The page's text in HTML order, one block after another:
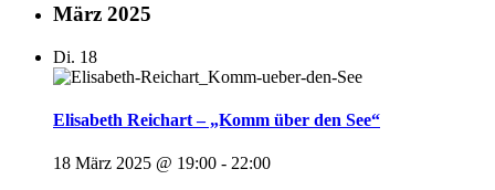
März 2025
Di. 18
Elisabeth Reichart – „Komm über den See“
18 März 2025 @ 19:00 - 22:00